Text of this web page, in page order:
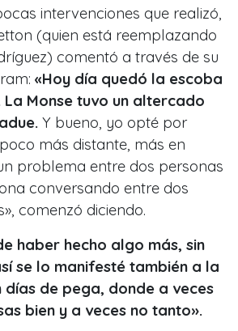
intervenciones que realizó,
(quien está reemplazando
comentó a través de su
«Hoy día quedó la escoba
Monse tuvo un altercado
Y bueno, yo opté por
más distante, más en
problema entre dos personas
conversando entre dos
comenzó diciendo.
haber hecho algo más, sin
se lo manifesté también a la
días de pega, donde a veces
bien y a veces no tanto».